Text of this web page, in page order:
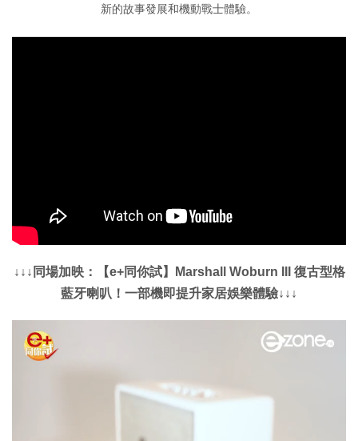
新的故事發展和機動戰士體驗。
↓↓↓同場加映：【e+同你試】Marshall Woburn III 復古型格
藍牙喇叭！一部機即提升家居娛樂體驗↓↓↓